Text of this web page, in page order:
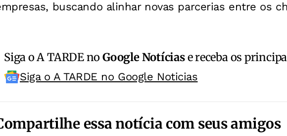
buscando alinhar novas parcerias entre os
Siga o A TARDE noGoogle Notíciase receba os
Siga o A TARDE no Google Noticias
essa notícia com seus amigos